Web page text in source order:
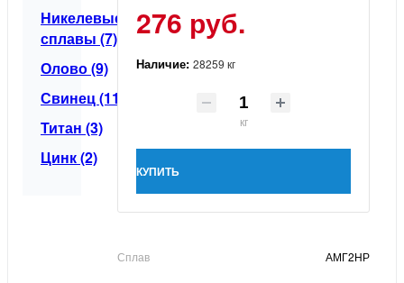
Никелевые
сплавы (7)
Олово (9)
Свинец (11)
Титан (3)
Цинк (2)
276 руб.
Наличие: 28259 кг
кг
КУПИТЬ
Сплав АМГ2НР